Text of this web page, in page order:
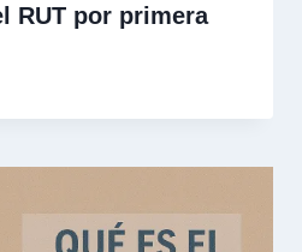
RUT por primera